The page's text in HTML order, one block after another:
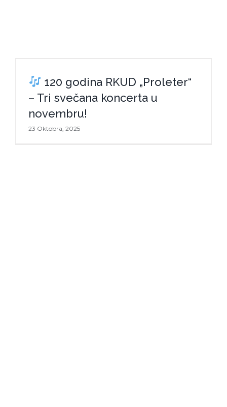
svečana koncerta u novembru!
120 godina RKUD „Proleter“
– Tri svečana koncerta u
novembru!
23 Oktobra, 2025